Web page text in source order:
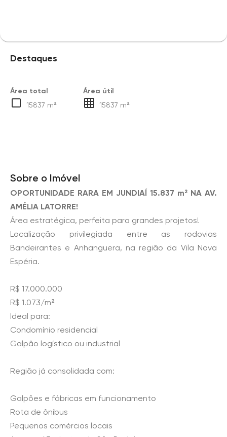
Destaques
Área total
15837 m²
Área útil
15837 m²
Sobre o Imóvel
OPORTUNIDADE RARA EM JUNDIAÍ 15.837 m² NA AV.
AMÉLIA LATORRE!
Área estratégica, perfeita para grandes projetos!
Localização privilegiada entre as rodovias
Bandeirantes e Anhanguera, na região da Vila Nova
Espéria.
R$ 17.000.000
R$ 1.073/m²
Ideal para:
Condomínio residencial
Galpão logístico ou industrial
Região já consolidada com:
Galpões e fábricas em funcionamento
Rota de ônibus
Pequenos comércios locais